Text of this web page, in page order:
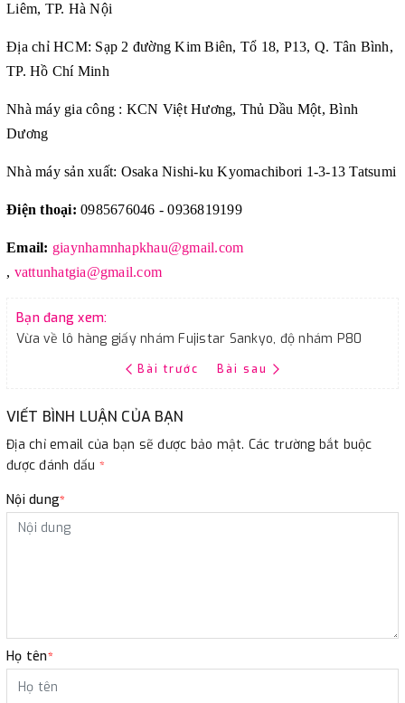
Liêm, TP. Hà Nội
Địa chỉ HCM: Sạp 2 đường Kim Biên, Tổ 18, P13, Q. Tân Bình,
TP. Hồ Chí Minh
Nhà máy gia công : KCN Việt Hương, Thủ Dầu Một, Bình
Dương
Nhà máy sản xuất: Osaka Nishi-ku Kyomachibori 1-3-13 Tatsumi
Điện thoại: 0985676046 - 0936819199
Email: giaynhamnhapkhau@gmail.com
, vattunhatgia@gmail.com
Bạn đang xem:
Vừa về lô hàng giấy nhám Fujistar Sankyo, độ nhám P80
Bài trước Bài sau
VIẾT BÌNH LUẬN CỦA BẠN
Địa chỉ email của bạn sẽ được bảo mật. Các trường bắt buộc
được đánh dấu *
Nội dung*
Họ tên*